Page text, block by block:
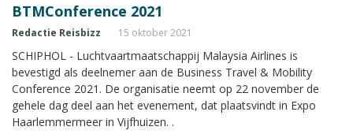
BTMConference 2021
Redactie Reisbizz 15 oktober 2021
SCHIPHOL - Luchtvaartmaatschappij Malaysia Airlines is
bevestigd als deelnemer aan de Business Travel & Mobility
Conference 2021. De organisatie neemt op 22 november de
gehele dag deel aan het evenement, dat plaatsvindt in Expo
Haarlemmermeer in Vijfhuizen. .